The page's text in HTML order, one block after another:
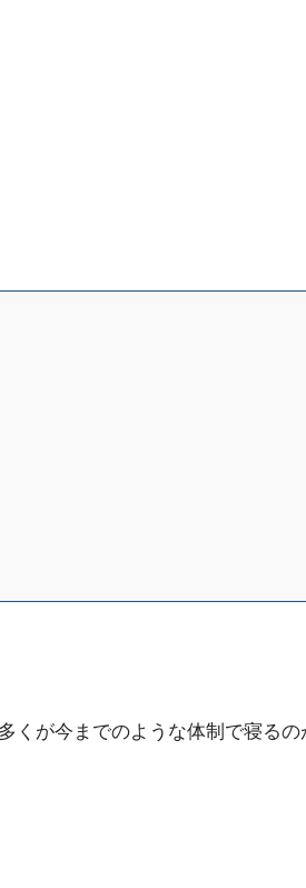
くが今までのような体制で寝るの